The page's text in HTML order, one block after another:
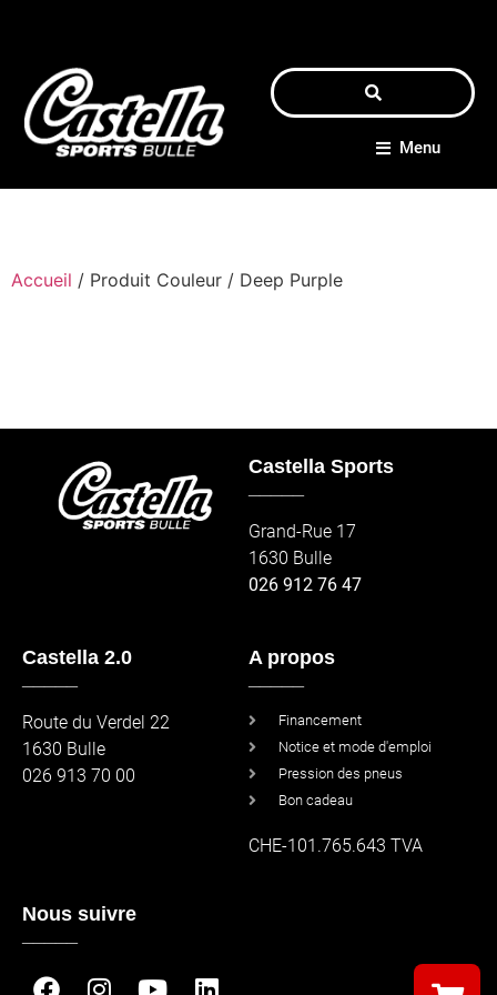
Menu
Accueil / Produit Couleur / Deep Purple
Castella Sports
Grand-Rue 17
1630 Bulle
026 912 76 47
Castella 2.0
Route du Verdel 22
1630 Bulle
026 913 70 00
A propos
Financement
Notice et mode d'emploi
Pression des pneus
Bon cadeau
CHE-101.765.643 TVA
Nous suivre